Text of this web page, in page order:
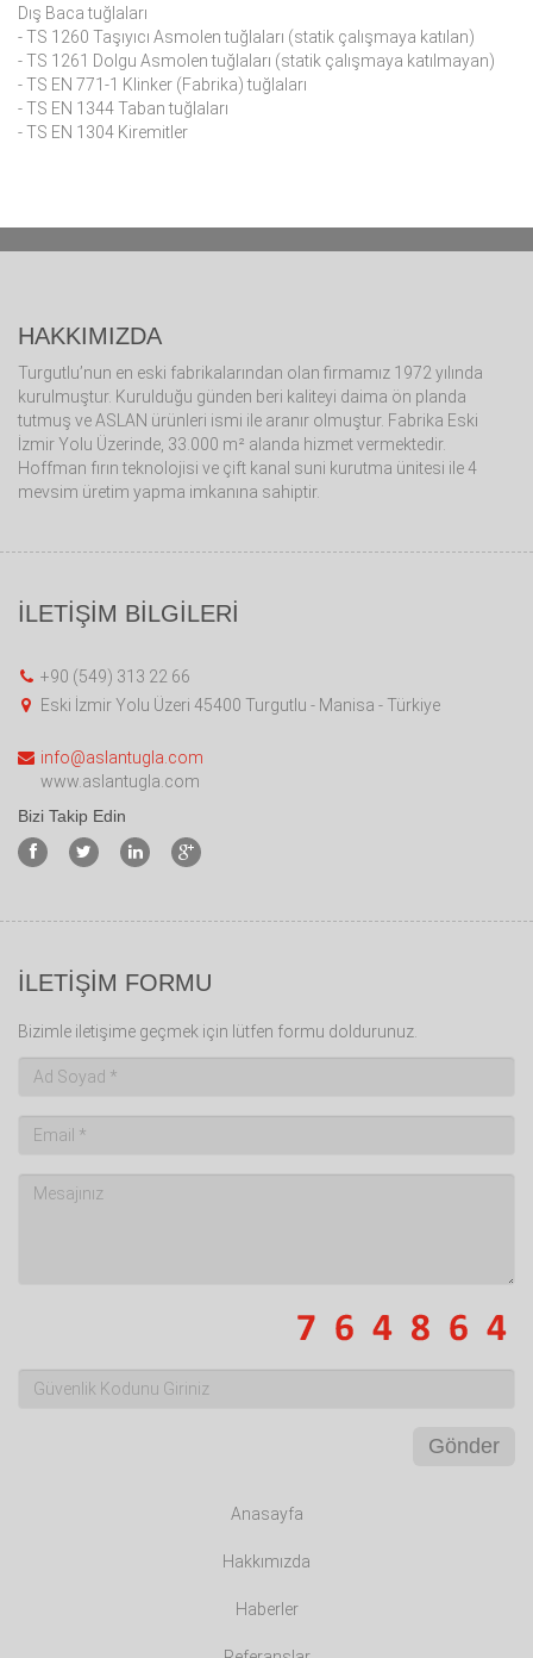
Dış Baca tuğlaları
- TS 1260 Taşıyıcı Asmolen tuğlaları (statik çalışmaya katılan)
- TS 1261 Dolgu Asmolen tuğlaları (statik çalışmaya katılmayan)
- TS EN 771-1 Klinker (Fabrika) tuğlaları
- TS EN 1344 Taban tuğlaları
- TS EN 1304 Kiremitler
HAKKIMIZDA
Turgutlu’nun en eski fabrikalarından olan firmamız 1972 yılında
kurulmuştur. Kurulduğu günden beri kaliteyi daima ön planda
tutmuş ve ASLAN ürünleri ismi ile aranır olmuştur. Fabrika Eski
İzmir Yolu Üzerinde, 33.000 m² alanda hizmet vermektedir.
Hoffman fırın teknolojisi ve çift kanal suni kurutma ünitesi ile 4
mevsim üretim yapma imkanına sahiptir.
İLETİŞİM BİLGİLERİ
+90 (549) 313 22 66
Eski İzmir Yolu Üzeri 45400 Turgutlu - Manisa - Türkiye
info@aslantugla.com
www.aslantugla.com
Bizi Takip Edin
İLETİŞİM FORMU
Bizimle iletişime geçmek için lütfen formu doldurunuz.
Gönder
Anasayfa
Hakkımızda
Haberler